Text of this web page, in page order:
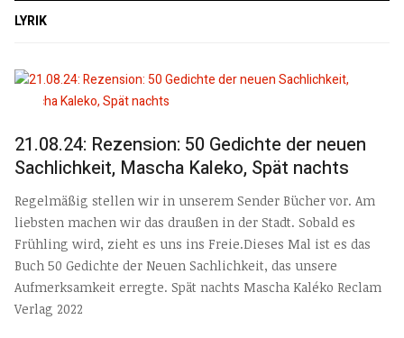
LYRIK
21.08.24: Rezension: 50 Gedichte der neuen
Sachlichkeit, Mascha Kaleko, Spät nachts
Regelmäßig stellen wir in unserem Sender Bücher vor. Am
liebsten machen wir das draußen in der Stadt. Sobald es
Frühling wird, zieht es uns ins Freie.Dieses Mal ist es das
Buch 50 Gedichte der Neuen Sachlichkeit, das unsere
Aufmerksamkeit erregte. Spät nachts Mascha Kaléko Reclam
Verlag 2022